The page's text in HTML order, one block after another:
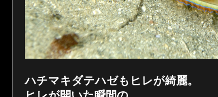
ハチマキダテハゼもヒレが綺麗。